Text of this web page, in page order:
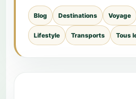
Blog Destinations Voyage
Lifestyle Transports Tous